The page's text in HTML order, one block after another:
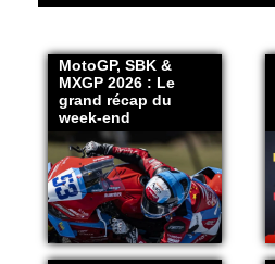
MotoGP, SBK &
MXGP 2026 : Le
grand récap du
week-end